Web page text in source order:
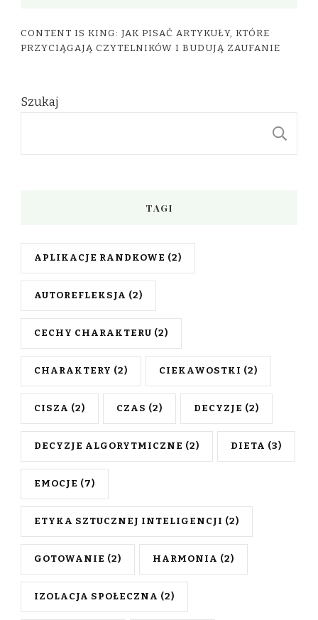
CONTENT IS KING: JAK PISAĆ ARTYKUŁY, KTÓRE
PRZYCIĄGAJĄ CZYTELNIKÓW I BUDUJĄ ZAUFANIE
Szukaj
TAGI
APLIKACJE RANDKOWE (2)
AUTOREFLEKSJA (2)
CECHY CHARAKTERU (2)
CHARAKTERY (2) CIEKAWOSTKI (2)
CISZA (2) CZAS (2) DECYZJE (2)
DECYZJE ALGORYTMICZNE (2) DIETA (3)
EMOCJE (7)
ETYKA SZTUCZNEJ INTELIGENCJI (2)
GOTOWANIE (2) HARMONIA (2)
IZOLACJA SPOŁECZNA (2)